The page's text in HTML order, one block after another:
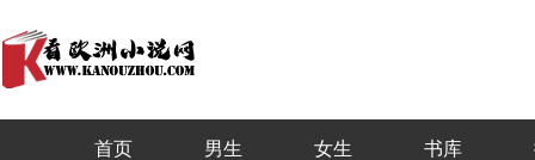
首页 男生 女生 书库